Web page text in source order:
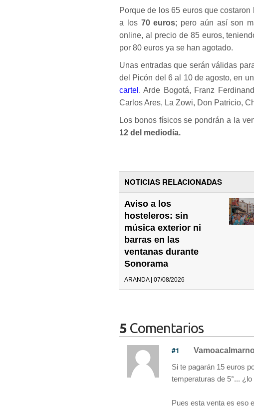
Porque de los 65 euros que
a los70 euros; pero aún así son
online, al precio de 85 euros,
por 80 euros ya se han agotado.
Unas entradas que serán válidas
del Picón del 6 al 10 de agosto, en
cartel . Arde Bogotá, Franz
Carlos Ares, La Zowi, Don Patricio,
Los bonos físicos se pondrán a la
12 del mediodía.
NOTICIAS RELACIONADAS
Aviso a los
hosteleros: sin
música exterior ni
barras en las
ventanas durante
Sonorama
ARANDA | 07/08/2026
5 Comentarios
#1 Vamoacalmarno
Si te pagarán 15 euros
temperaturas de 5°...
Pues esta venta es eso